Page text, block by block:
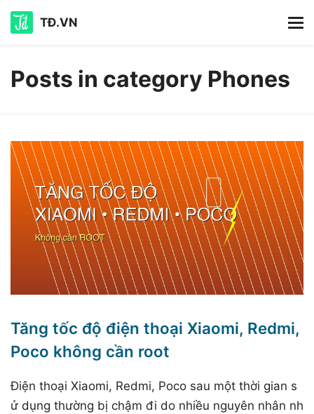
TĐ.VN
Posts in category Phones
Tăng tốc độ điện thoại Xiaomi, Redmi,
Poco không cần root
Điện thoại Xiaomi, Redmi, Poco sau một thời gian s
ử dụng thường bị chậm đi do nhiều nguyên nhân nh